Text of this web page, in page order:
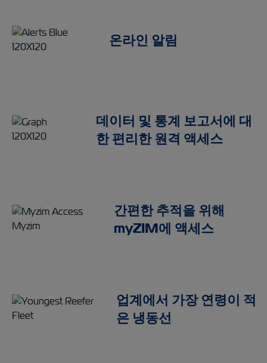
온라인 알림
데이터 및 통계 보고서에 대
한 편리한 원격 액세스
간편한 추적을 위해
myZIM에 액세스
업계에서 가장 연령이 적
은 냉동선